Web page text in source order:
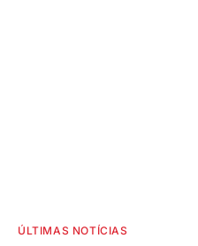
ÚLTIMAS NOTÍCIAS